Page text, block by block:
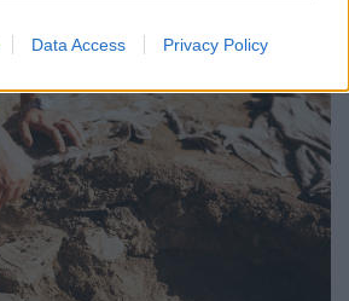
Data Access Privacy Policy